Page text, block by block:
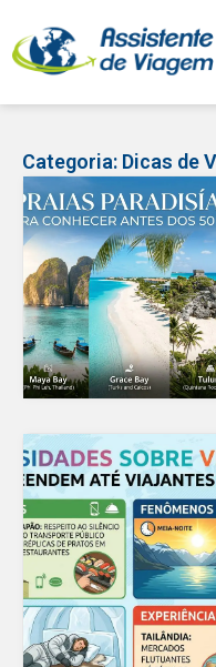
Categoria: Dicas de